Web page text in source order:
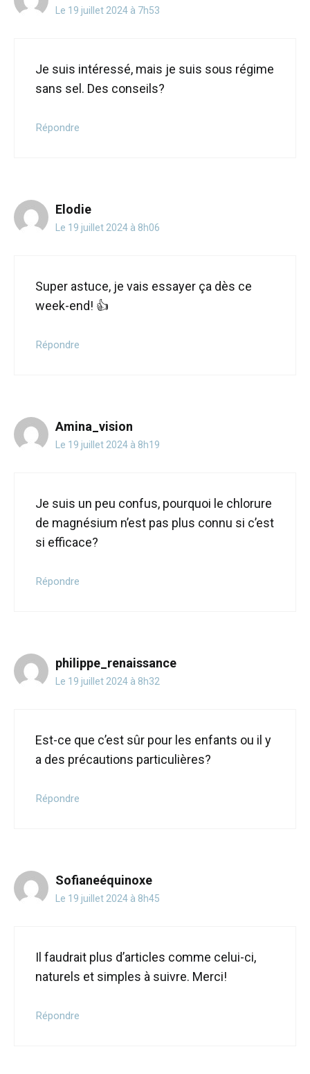
Le 19 juillet 2024 à 7h53
Je suis intéressé, mais je suis sous régime
sans sel. Des conseils?
Répondre
Elodie
Le 19 juillet 2024 à 8h06
Super astuce, je vais essayer ça dès ce
week-end! 👍
Répondre
Amina_vision
Le 19 juillet 2024 à 8h19
Je suis un peu confus, pourquoi le chlorure
de magnésium n’est pas plus connu si c’est
si efficace?
Répondre
philippe_renaissance
Le 19 juillet 2024 à 8h32
Est-ce que c’est sûr pour les enfants ou il y
a des précautions particulières?
Répondre
Sofianeéquinoxe
Le 19 juillet 2024 à 8h45
Il faudrait plus d’articles comme celui-ci,
naturels et simples à suivre. Merci!
Répondre